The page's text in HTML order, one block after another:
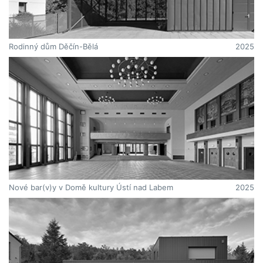
architekta.
Během této doby také stihne katalyzátorem projít kdokoliv bude
chtít.
Poté co stavba naplní svůj účel, bude konstrukce recyklována
(dřevo, plech) a obrazová zpráva se přesune jinam. Může se třeba
ve zjednodušené formě „šňůra/kolíčky/obrazy“ dál pohybovat
městem a krajinou.
Stopy bloků se můžou, ale nemusí stát součástí budoucí definitivní
kultivace tohoto prostoru.
Rodinný dům Děčín-Bělá 2025
Nové bar(v)y v Domě kultury Ústí nad Labem 2025